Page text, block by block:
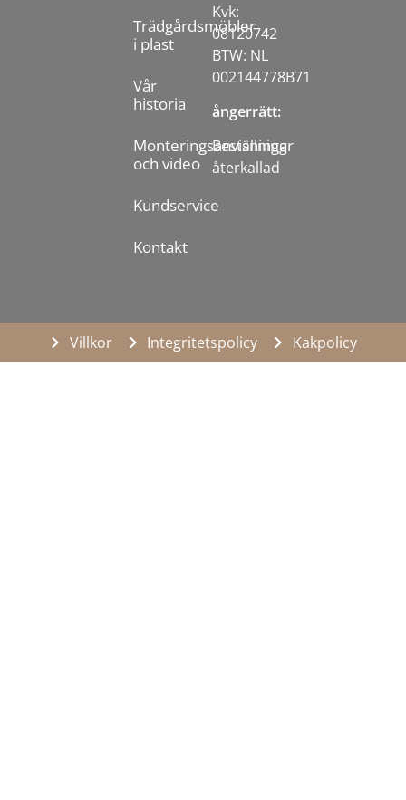
Trädgårdsmöbler
i plast
Vår
historia
Monteringsanvisningar
och video
Kundservice
Kontakt
Kvk:
08120742
BTW: NL
002144778B71
ångerrätt:
Beställning
återkallad
Villkor Integritetspolicy Kakpolicy